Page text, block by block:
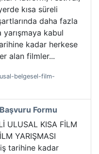
kısa süreli
daha fazla
yarışmaya kabul
kadar herkese
alan filmler...
belgesel-film-
Başvuru Formu
ULUSAL KISA FİLM
YARIŞMASI
tarihine kadar